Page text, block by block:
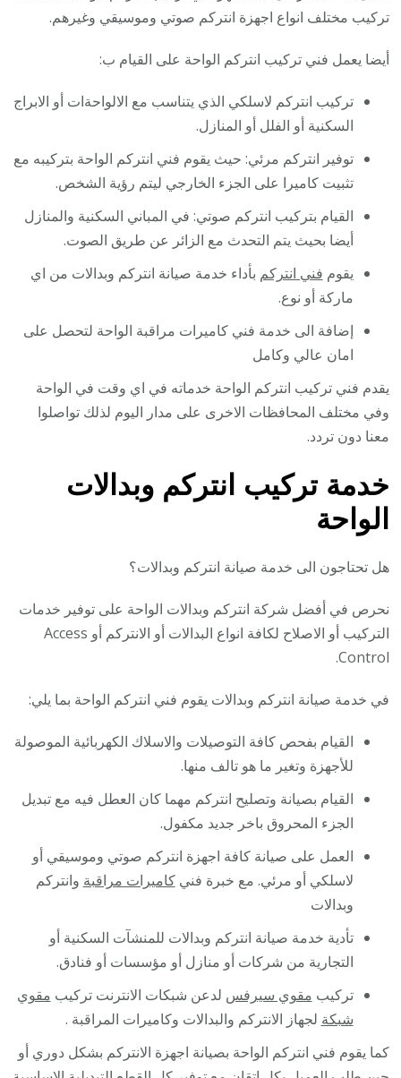
تركيب مختلف انواع اجهزة انتركم صوتي وموسيقي وغيرهم.
أيضا يعمل فني تركيب انتركم الواحة على القيام ب:
تركيب انتركم لاسلكي الذي يتناسب مع الالواحةات أو الابراج
السكنية أو الفلل أو المنازل.
توفير انتركم مرئي: حيث يقوم فني انتركم الواحة بتركيبه مع
تثبيت كاميرا على الجزء الخارجي ليتم رؤية الشخص.
القيام بتركيب انتركم صوتي: في المباني السكنية والمنازل
أيضا بحيث يتم التحدث مع الزائر عن طريق الصوت.
يقوم فني انتركم بأداء خدمة صيانة انتركم وبدالات من اي
ماركة أو نوع.
إضافة الى خدمة فني كاميرات مراقبة الواحة لتحصل على
امان عالي وكامل
يقدم فني تركيب انتركم الواحة خدماته في اي وقت في الواحة
وفي مختلف المحافظات الاخرى على مدار اليوم لذلك تواصلوا
معنا دون تردد.
خدمة تركيب انتركم وبدالات
الواحة
هل تحتاجون الى خدمة صيانة انتركم وبدالات؟
نحرص في أفضل شركة انتركم وبدالات الواحة على توفير خدمات
التركيب أو الاصلاح لكافة انواع البدالات أو الانتركم أو Access
Control.
في خدمة صيانة انتركم وبدالات يقوم فني انتركم الواحة بما يلي:
القيام بفحص كافة التوصيلات والاسلاك الكهربائية الموصولة
للأجهزة وتغير ما هو تالف منها.
القيام بصيانة وتصليح انتركم مهما كان العطل فيه مع تبديل
الجزء المحروق باخر جديد مكفول.
العمل على صيانة كافة اجهزة انتركم صوتي وموسيقي أو
لاسلكي أو مرئي. مع خبرة فنيكاميرات مراقبة وانتركم
وبدالات
تأدية خدمة صيانة انتركم وبدالات للمنشآت السكنية أو
التجارية من شركات أو منازل أو مؤسسات أو فنادق.
تركيب مقوي سيرفس لدعن شبكات الانترنت تركيب مقوي
شبكة لجهاز الانتركم والبدالات وكاميرات المراقبة .
كما يقوم فني انتركم الواحة بصيانة اجهزة الانتركم بشكل دوري أو